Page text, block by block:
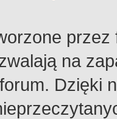
na
Dzięki